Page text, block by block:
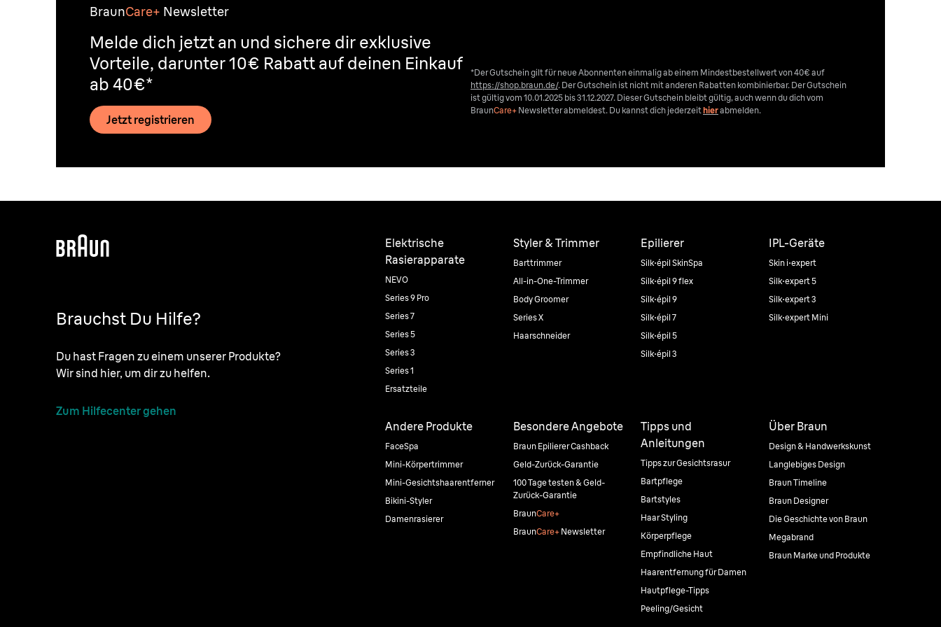
BraunCare+ Newsletter
Melde dich jetzt an und sichere dir exklusive
Vorteile, darunter 10€ Rabatt auf deinen Einkauf
ab 40€*
Jetzt registrieren
*Der Gutschein gilt für neue Abonnenten einmalig ab einem Mindestbestellwert von 40€ auf
https://shop.braun.de/. Der Gutschein ist nicht mit anderen Rabatten kombinierbar. Der Gutschein
ist gültig vom 10.01.2025 bis 31.12.2027. Dieser Gutschein bleibt gültig, auch wenn du dich vom
BraunCare+ Newsletter abmeldest. Du kannst dich jederzeithierabmelden.
Brauchst Du Hilfe?
Du hast Fragen zu einem unserer Produkte?
Wir sind hier, um dir zu helfen.
Zum Hilfecenter gehen
Elektrische
Rasierapparate
NEVO
Series 9 Pro
Series 7
Series 5
Series 3
Series 1
Ersatzteile
Styler & Trimmer
Barttrimmer
All-in-One-Trimmer
Body Groomer
Series X
Haarschneider
Epilierer
Silk·épil SkinSpa
Silk·épil 9 flex
Silk·épil 9
Silk·épil 7
Silk·épil 5
Silk·épil 3
IPL-Geräte
Skin i·expert
Silk·expert 5
Silk·expert 3
Silk·expert Mini
Andere Produkte
FaceSpa
Mini-Körpertrimmer
Mini-Gesichtshaarentferner
Bikini-Styler
Damenrasierer
Besondere Angebote
Braun Epilierer Cashback
Geld-Zurück-Garantie
100 Tage testen & Geld-
Zurück-Garantie
BraunCare+
BraunCare+Newsletter
Tipps und
Anleitungen
Tipps zur Gesichtsrasur
Bartpflege
Bartstyles
Haar Styling
Körperpflege
Empfindliche Haut
Haarentfernung für Damen
Hautpflege-Tipps
Peeling/Gesicht
Über Braun
Design & Handwerkskunst
Langlebiges Design
Braun Timeline
Braun Designer
Die Geschichte von Braun
Megabrand
Braun Marke und Produkte